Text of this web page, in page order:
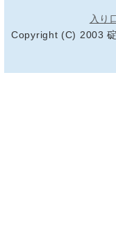
入り
Copyright (C) 2003